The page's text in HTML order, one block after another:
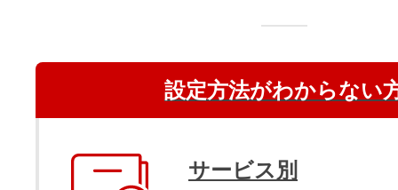
設定方法がわからない
サービス別